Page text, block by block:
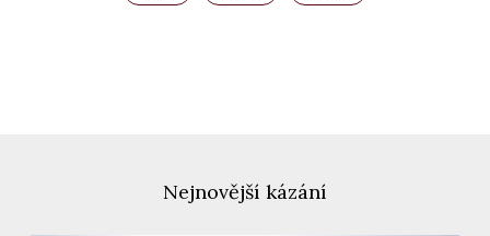
Nejnovější kázání